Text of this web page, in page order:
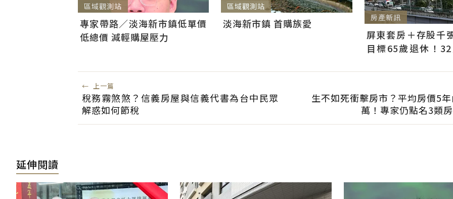
區域觀測站
專家帶路／淡海新市鎮低單價
低總價 減輕購屋壓力
區域觀測站
淡海新市鎮 首購族愛 房產新訊
屏東套房＋存股千
目標65歲退休！
← 上一篇
稅務霧煞煞？信義房屋與信義代書為台中民眾
解惑如何節稅
生不如死衝擊房市？平均房價5
萬！專家仍點名3類
延伸閱讀